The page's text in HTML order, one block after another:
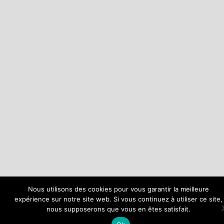
Nous utilisons des cookies pour vous garantir la meilleure
expérience sur notre site web. Si vous continuez à utiliser ce site,
nous supposerons que vous en êtes satisfait.